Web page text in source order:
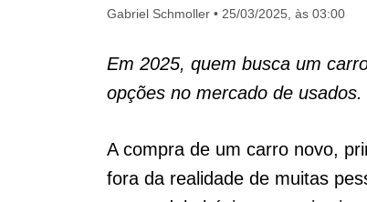
Gabriel Schmoller 25/03/2025, às 03:00
Em 2025, quem busca um
opções no mercado de usados.
A compra de um carro novo,
fora da realidade de muitas